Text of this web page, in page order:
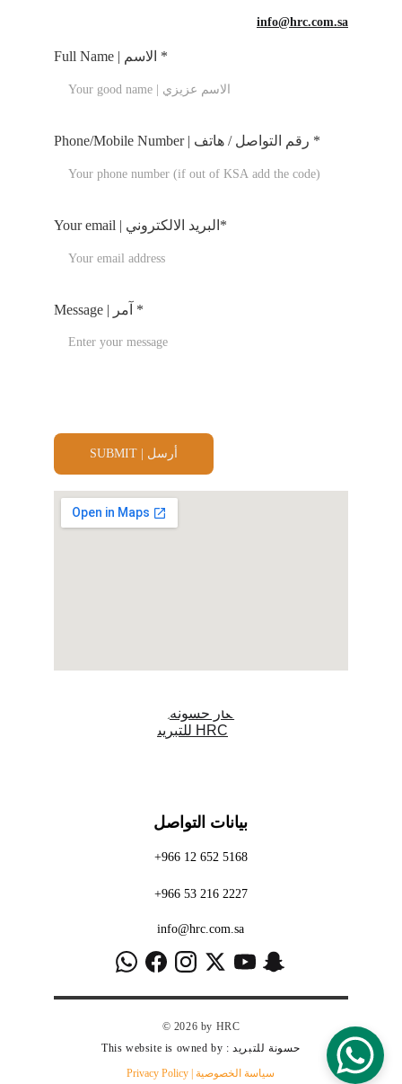
Full Name | الاسم *
Phone/Mobile Number | رقم التواصل / هاتف *
Your email | البريد الالكتروني*
Message | آمر *
SUBMIT | أرسل
info@hrc.com.sa
© 2026 by HRC
This website is owned by
: حسونة للتبريد
+966 12 652 5168
+966 53 216 2227
info@hrc.com.sa
بيانات التواصل
سياسة الخصوصية